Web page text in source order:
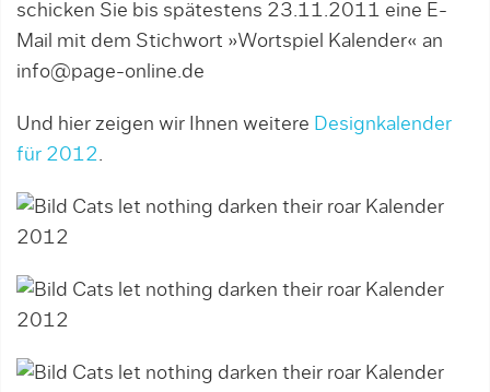
schicken Sie bis spätestens 23.11.2011 eine E-
Mail mit dem Stichwort »Wortspiel Kalender« an
info@page-online.de
Und hier zeigen wir Ihnen weitere Designkalender
für 2012.